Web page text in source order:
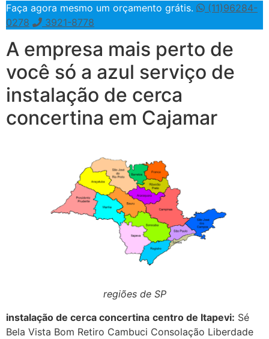
Faça agora mesmo um orçamento grátis.
(11)96284-
0278
3921-8778
A empresa mais perto de
você só a azul serviço de
instalação de cerca
concertina em Cajamar
regiões de SP
instalação de cerca concertina centro de Itapevi: Sé
Bela Vista Bom Retiro Cambuci Consolação Liberdade